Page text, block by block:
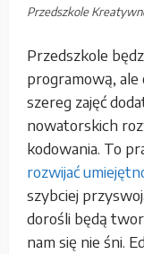
Przedszkole
Przedszkole
programową, ale
szereg zajęć
nowatorskich
kodowania. To
rozwijać
szybciej
dorośli będą
nam się nie śni.